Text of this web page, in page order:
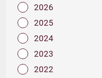
2026
2025
2024
2023
2022